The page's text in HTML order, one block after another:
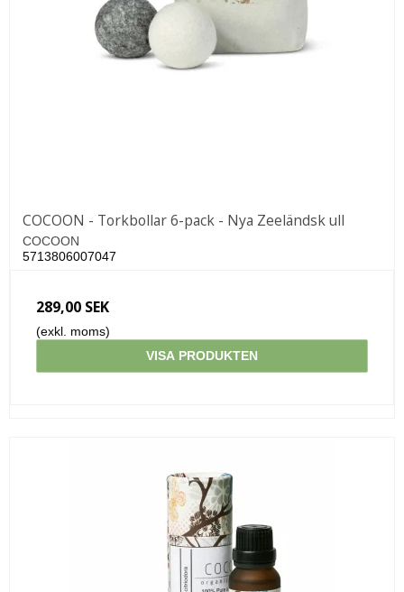
COCOON - Torkbollar 6-pack - Nya Zeeländsk ull
COCOON
5713806007047
289,00 SEK
(exkl. moms)
VISA PRODUKTEN